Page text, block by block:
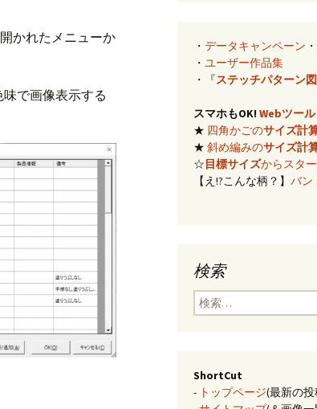
トール手順
順と始め方
ご案内 四角かごのサイズ計算
目標サイズからの概算
バンド色の編み模様
クロスベースのステッ
チ・2色の組合せ模様
かれたメニューか
で画像表示する
・ データキャンペーン
・ ユーザー作品集
・『ステッチパターン
スマホもOK! Webツール
★ 四角かごのサイズ計
★ 斜め編みのサイズ計
☆目標サイズからスタ
【え!?こんな柄？】 バン
検索
検
索:
ShortCut
- トップページ(最新の投